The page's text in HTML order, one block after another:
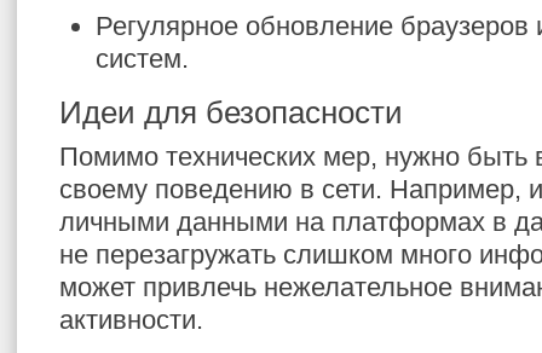
Регулярное обновление
систем.
Идеи для безопасности
Помимо технических мер, нужно быть
своему поведению в сети. Например,
личными данными на платформах в
не перезагружать слишком много
может привлечь нежелательное
активности.